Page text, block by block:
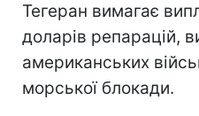
Тегеран вимагає
доларів репарацій,
американських
морської блокади.